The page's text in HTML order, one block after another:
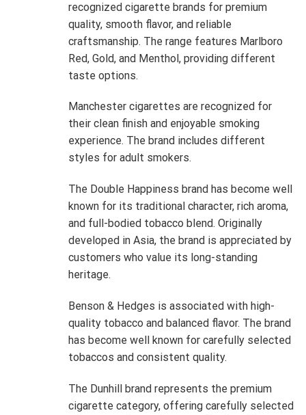
recognized cigarette brands for premium
quality, smooth flavor, and reliable
craftsmanship. The range features Marlboro
Red, Gold, and Menthol, providing different
taste options.
Manchester cigarettes are recognized for
their clean finish and enjoyable smoking
experience. The brand includes different
styles for adult smokers.
The Double Happiness brand has become well
known for its traditional character, rich aroma,
and full-bodied tobacco blend. Originally
developed in Asia, the brand is appreciated by
customers who value its long-standing
heritage.
Benson & Hedges is associated with high-
quality tobacco and balanced flavor. The brand
has become well known for carefully selected
tobaccos and consistent quality.
The Dunhill brand represents the premium
cigarette category, offering carefully selected